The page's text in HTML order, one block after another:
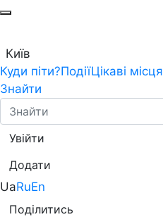
Київ
Куди піти?ПодіїЦікаві місця
Знайти
Увійти
Додати
UaRuEn
Поділитись